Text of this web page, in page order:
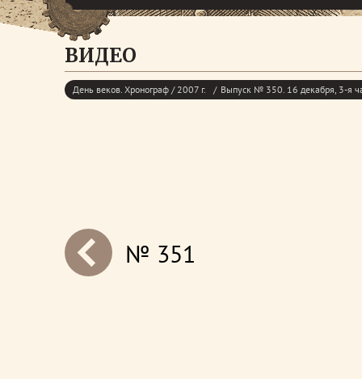
ВИДЕО
День веков. Хронограф / 2007 г. Выпуск № 350. 16 декабря, 3-я
next№ 351